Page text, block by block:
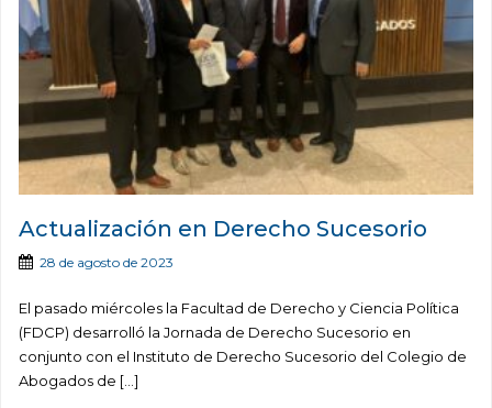
Actualización en Derecho Sucesorio
28 de agosto de 2023
El pasado miércoles la Facultad de Derecho y Ciencia Política
(FDCP) desarrolló la Jornada de Derecho Sucesorio en
conjunto con el Instituto de Derecho Sucesorio del Colegio de
Abogados de […]